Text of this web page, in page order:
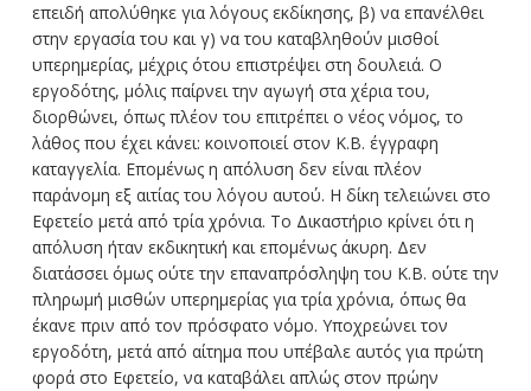
επειδή απολύθηκε για λόγους εκδίκησης, β) να επανέλθει
στην εργασία του και γ) να του καταβληθούν μισθοί
υπερημερίας, μέχρις ότου επιστρέψει στη δουλειά. Ο
εργοδότης, μόλις παίρνει την αγωγή στα χέρια του,
διορθώνει, όπως πλέον του επιτρέπει ο νέος νόμος, το
λάθος που έχει κάνει: κοινοποιεί στον Κ.Β. έγγραφη
καταγγελία. Επομένως η απόλυση δεν είναι πλέον
παράνομη εξ αιτίας του λόγου αυτού. Η δίκη τελειώνει στο
Εφετείο μετά από τρία χρόνια. Το Δικαστήριο κρίνει ότι η
απόλυση ήταν εκδικητική και επομένως άκυρη. Δεν
διατάσσει όμως ούτε την επαναπρόσληψη του Κ.Β. ούτε την
πληρωμή μισθών υπερημερίας για τρία χρόνια, όπως θα
έκανε πριν από τον πρόσφατο νόμο. Υποχρεώνει τον
εργοδότη, μετά από αίτημα που υπέβαλε αυτός για πρώτη
φορά στο Εφετείο, να καταβάλει απλώς στον πρώην